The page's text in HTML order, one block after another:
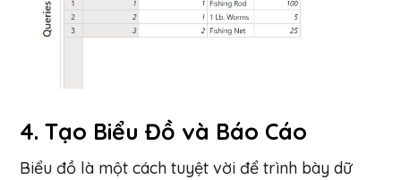
4.Tạo Biểu Đồ và Báo Cáo
Biểu đồ là một cách tuyệt vời để trình bày dữ